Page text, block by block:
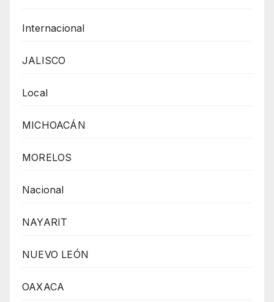
Internacional
JALISCO
Local
MICHOACÁN
MORELOS
Nacional
NAYARIT
NUEVO LEÓN
OAXACA